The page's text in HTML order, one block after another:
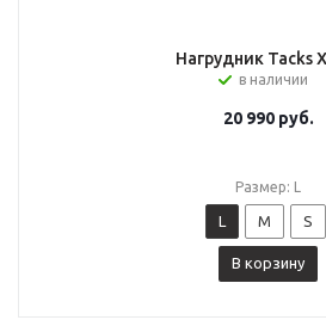
Нагрудник Tacks
в наличии
20 990руб.
Размер: L
L M S
В корзину